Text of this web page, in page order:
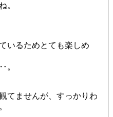
。
いるためとても楽しめ
。
てませんが、すっかりわ